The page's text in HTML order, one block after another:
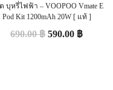
บุหรี่ไฟฟ้า – VOOPOO Vmate E
Pod Kit 1200mAh 20W [ แท้ ]
690.00฿ 590.00 ฿